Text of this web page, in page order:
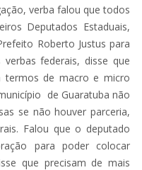
verba falou que todos
Deputados Estaduais,
Roberto Justus para
federais, disse que
de macro e micro
de Guaratuba não
se não houver parceria,
Falou que o deputado
para poder colocar
que precisam de mais